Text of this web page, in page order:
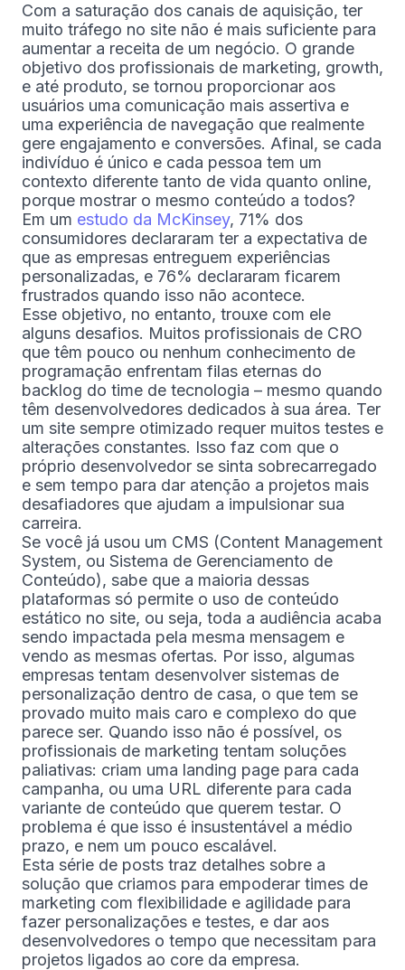
Com a saturação dos canais de aquisição, ter
muito tráfego no site não é mais suficiente para
aumentar a receita de um negócio. O grande
objetivo dos profissionais de marketing, growth,
e até produto, se tornou proporcionar aos
usuários uma comunicação mais assertiva e
uma experiência de navegação que realmente
gere engajamento e conversões. Afinal, se cada
indivíduo é único e cada pessoa tem um
contexto diferente tanto de vida quanto online,
porque mostrar o mesmo conteúdo a todos?
Em um estudo da McKinsey, 71% dos
consumidores declararam ter a expectativa de
que as empresas entreguem experiências
personalizadas, e 76% declararam ficarem
frustrados quando isso não acontece.
Esse objetivo, no entanto, trouxe com ele
alguns desafios. Muitos profissionais de CRO
que têm pouco ou nenhum conhecimento de
programação enfrentam filas eternas do
backlog do time de tecnologia – mesmo quando
têm desenvolvedores dedicados à sua área. Ter
um site sempre otimizado requer muitos testes e
alterações constantes. Isso faz com que o
próprio desenvolvedor se sinta sobrecarregado
e sem tempo para dar atenção a projetos mais
desafiadores que ajudam a impulsionar sua
carreira.
Se você já usou um CMS (Content Management
System, ou Sistema de Gerenciamento de
Conteúdo), sabe que a maioria dessas
plataformas só permite o uso de conteúdo
estático no site, ou seja, toda a audiência acaba
sendo impactada pela mesma mensagem e
vendo as mesmas ofertas. Por isso, algumas
empresas tentam desenvolver sistemas de
personalização dentro de casa, o que tem se
provado muito mais caro e complexo do que
parece ser. Quando isso não é possível, os
profissionais de marketing tentam soluções
paliativas: criam uma landing page para cada
campanha, ou uma URL diferente para cada
variante de conteúdo que querem testar. O
problema é que isso é insustentável a médio
prazo, e nem um pouco escalável.
Esta série de posts traz detalhes sobre a
solução que criamos para empoderar times de
marketing com flexibilidade e agilidade para
fazer personalizações e testes, e dar aos
desenvolvedores o tempo que necessitam para
projetos ligados ao core da empresa.